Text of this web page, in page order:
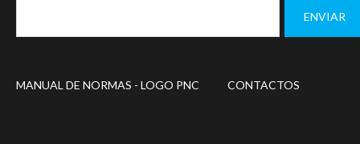
Footer
MANUAL DE NORMAS - LOGO PNC CONTACTOS